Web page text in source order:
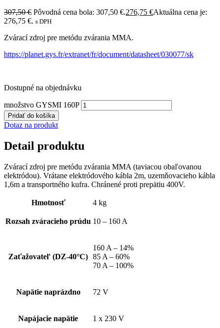
307,50€ Pôvodná cena bola: 307,50 €.276,75 €Aktuálna cena je:
276,75 €. s DPH
Zvárací zdroj pre metódu zvárania MMA.
https://planet.gys.fr/extranet/fr/document/datasheet/030077/sk
Dostupné na objednávku
množstvo GYSMI 160P
Pridať do košíka
Dotaz na produkt
Detail produktu
Zvárací zdroj pre metódu zvárania MMA (taviacou obaľovanou
elektródou). Vrátane elektródového kábla 2m, uzemňovacieho kábla
1,6m a transportného kufra. Chránené proti prepätiu 400V.
Hmotnosť 4 kg
Rozsah zváracieho prúdu 10 – 160 A
Zaťažovateľ (DZ-40°C)
160 A – 14%
85 A – 60%
70 A – 100%
Napätie naprázdno 72 V
Napájacie napätie 1 x 230 V